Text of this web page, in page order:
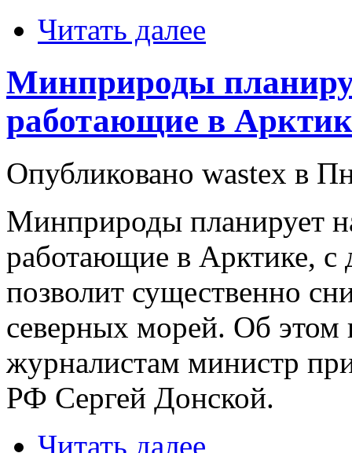
Читать далее
Минприроды
работающие в
Опубликовано wastex в
Минприроды планирует
работающие в Арктике, с
позволит существенно
северных морей. Об этом
журналистам министр
РФ Сергей Донской.
Читать далее